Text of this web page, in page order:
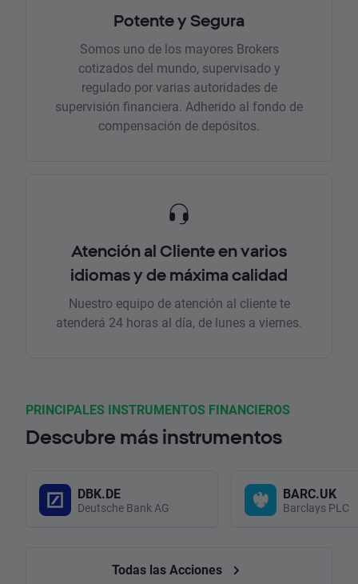
Potente y Segura
Somos uno de los mayores Brokers
cotizados del mundo, supervisado y
regulado por varias autoridades de
supervisión financiera. Adherido al fondo de
compensación de depósitos.
Atención al Cliente en varios
idiomas y de máxima calidad
Nuestro equipo de atención al cliente te
atenderá 24 horas al día, de lunes a viernes.
PRINCIPALES INSTRUMENTOS FINANCIEROS
Descubre más instrumentos
DBK.DE
Deutsche Bank AG
BARC.UK
Barclays PLC
Todas las Acciones